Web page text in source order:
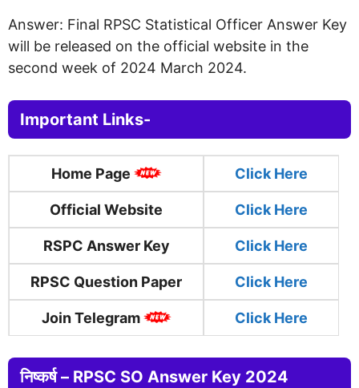
Answer: Final RPSC Statistical Officer Answer Key
will be released on the official website in the
second week of 2024 March 2024.
Important Links-
Home Page Click Here
Official Website Click Here
RSPC Answer Key Click Here
RPSC Question Paper Click Here
Join Telegram Click Here
निष्कर्ष – RPSC SO Answer Key 2024